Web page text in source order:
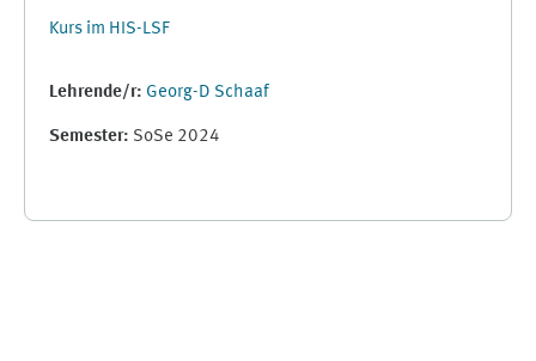
Kurs im HIS-LSF
Lehrende/r: Georg-D Schaaf
Semester: SoSe 2024